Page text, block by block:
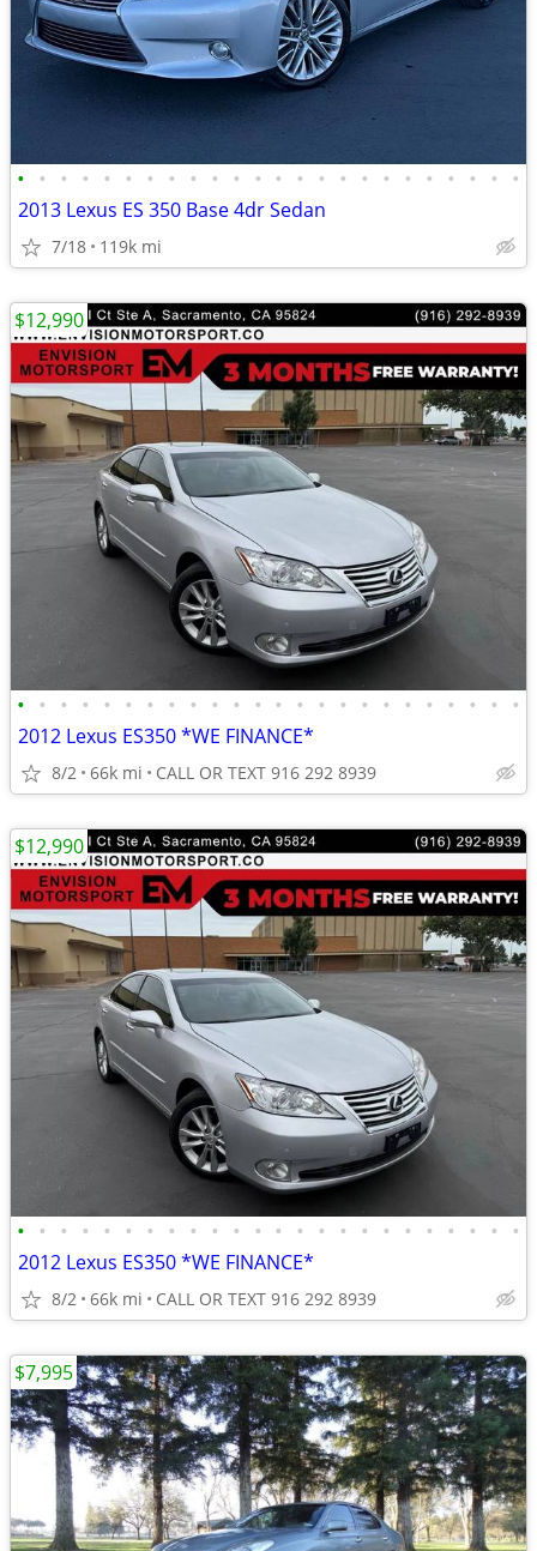
• • • • • • • • • • • • • • • • • • • • • • • •
2013 Lexus ES 350 Base 4dr Sedan
7/18 119k mi
• • • • • • • • • • • • • • • • • • • • • • • •
2012 Lexus ES350 *WE FINANCE*
8/2 66k mi CALL OR TEXT 916 292 8939
$12,990
• • • • • • • • • • • • • • • • • • • • • • • •
2012 Lexus ES350 *WE FINANCE*
8/2 66k mi CALL OR TEXT 916 292 8939
$12,990
$7,995